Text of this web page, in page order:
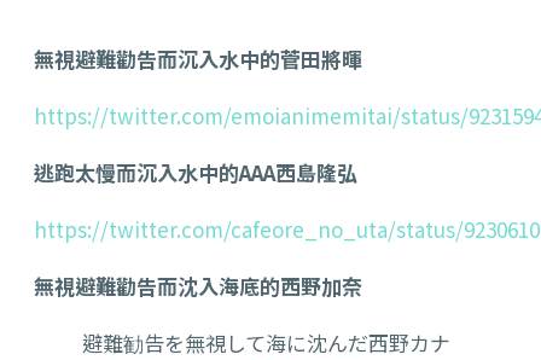
無視避難勸告而沉入水中的菅田將暉
https://twitter.com/emoianimemitai/status/
逃跑太慢而沉入水中的AAA西島隆弘
https://twitter.com/cafeore_no_uta/status/
無視避難勸告而沈入海底的西野加奈
避難勧告を無視して海に沈んだ西野カナ